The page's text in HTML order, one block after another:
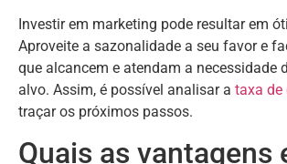
Investir em marketing pode resultar em
Aproveite a sazonalidade a seu favor e
que alcancem e atendam a necessidade
alvo. Assim, é possível analisar a taxa de
traçar os próximos passos.
Quais as vantagens